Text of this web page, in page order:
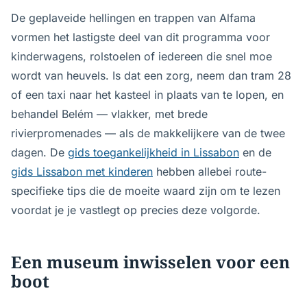
De geplaveide hellingen en trappen van Alfama
vormen het lastigste deel van dit programma voor
kinderwagens, rolstoelen of iedereen die snel moe
wordt van heuvels. Is dat een zorg, neem dan tram 28
of een taxi naar het kasteel in plaats van te lopen, en
behandel Belém — vlakker, met brede
rivierpromenades — als de makkelijkere van de twee
dagen. De gids toegankelijkheid in Lissabon en de
gids Lissabon met kinderen hebben allebei route-
specifieke tips die de moeite waard zijn om te lezen
voordat je je vastlegt op precies deze volgorde.
Een museum inwisselen voor een
boot